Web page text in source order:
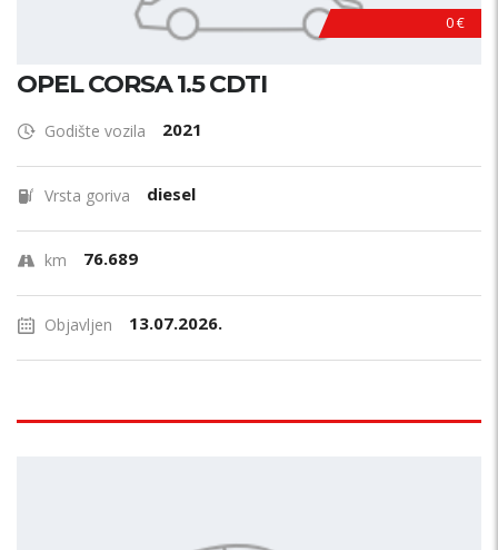
0 €
OPEL CORSA 1.5 CDTI
Godište vozila 2021
Vrsta goriva diesel
km 76.689
Objavljen 13.07.2026.